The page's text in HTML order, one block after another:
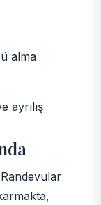
alma
ayrılış